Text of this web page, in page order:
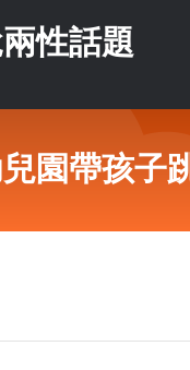
性話題
園帶孩子